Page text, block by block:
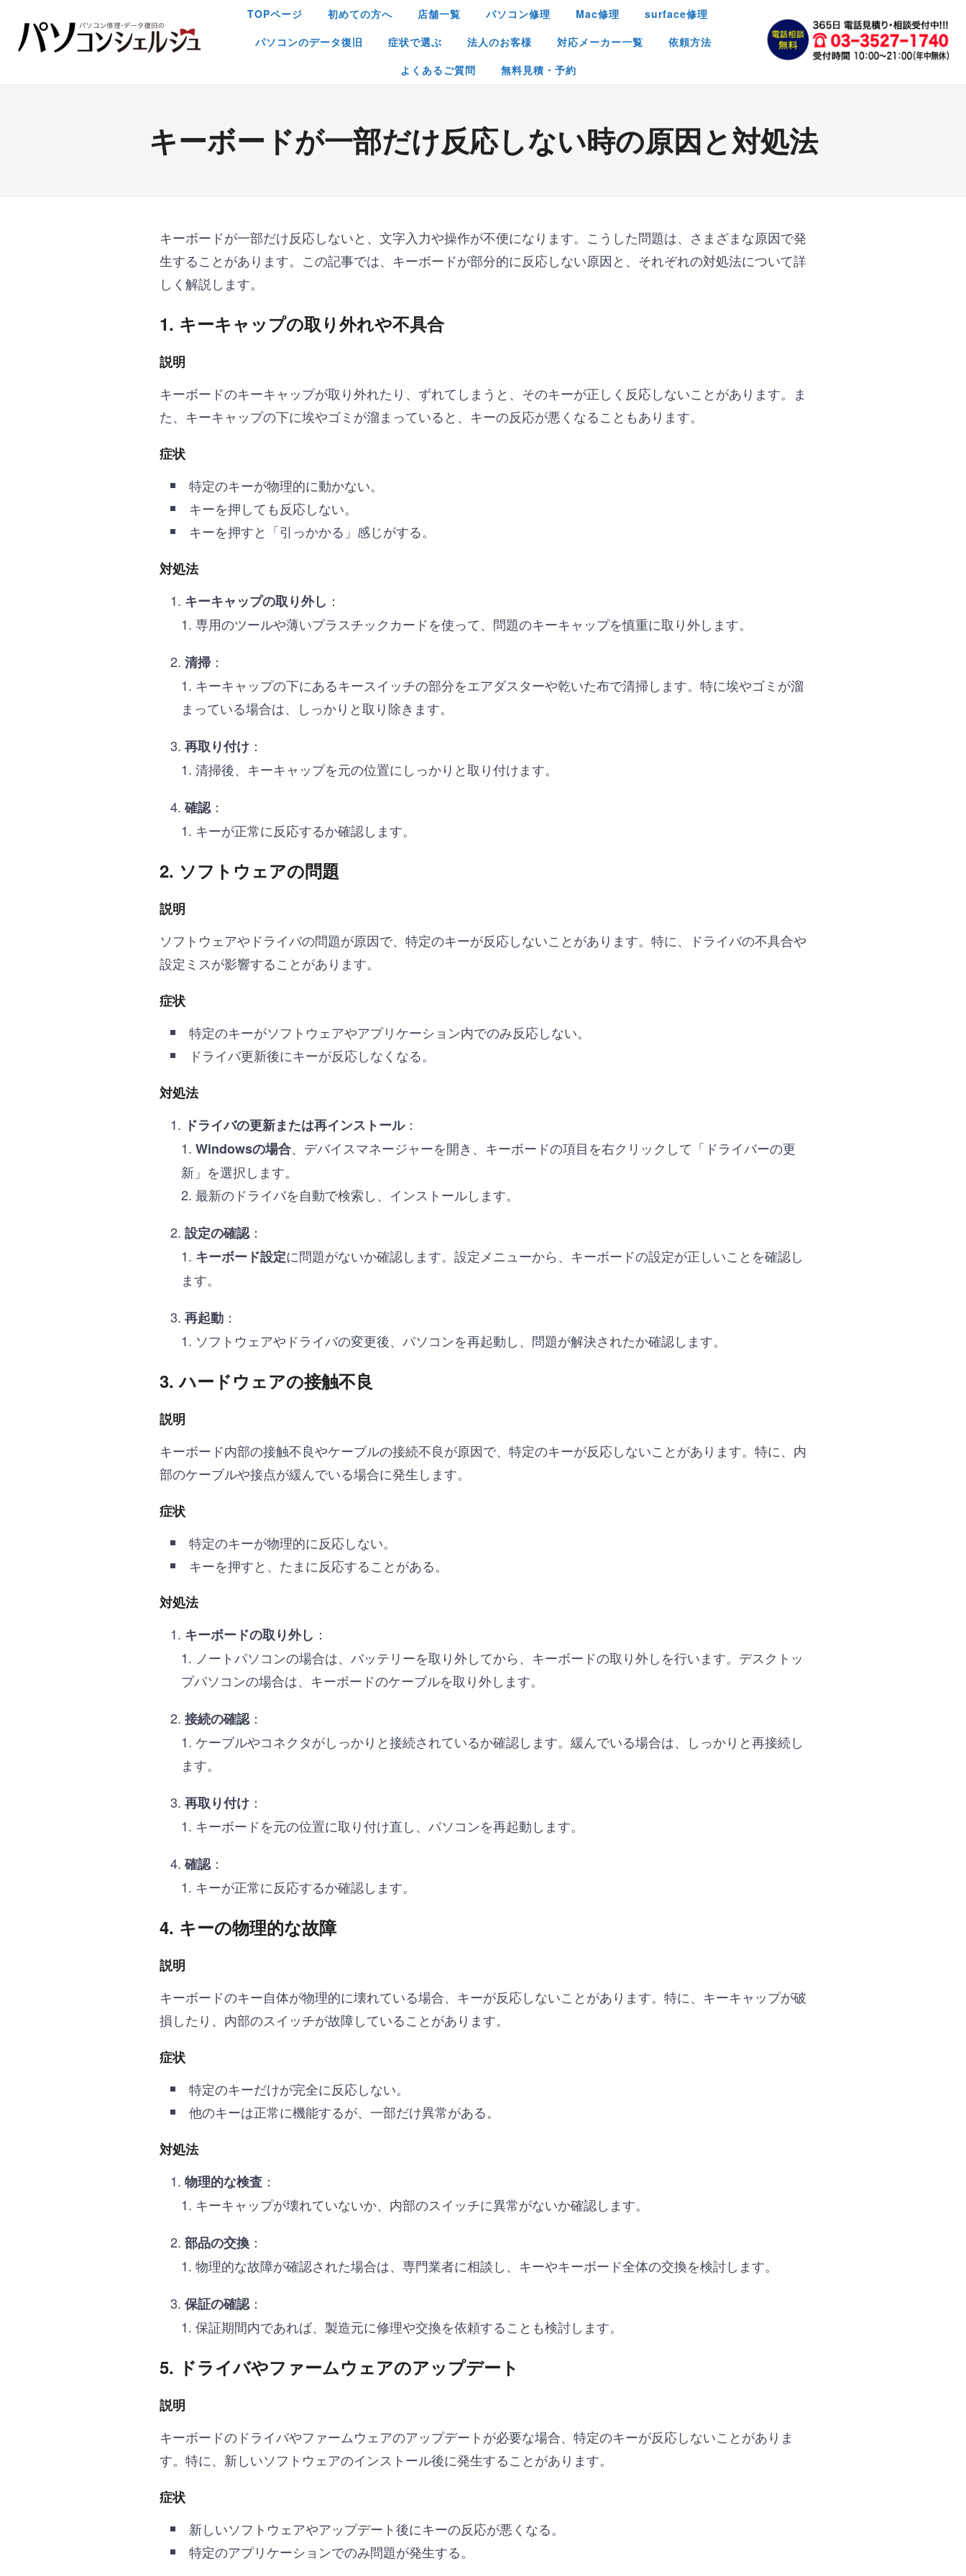
TOPページ 初めての方へ 店舗一覧 パソコン修理 Mac修理
surface修理
パソコンのデータ復旧
症状で選ぶ 法人のお客様 対応メーカー一覧
依頼方法
よくあるご質問
無料見積・予約
キーボードが一部だけ反応しない時の原因と対処法
キーボードが一部だけ反応しないと、文字入力や操作が不便になります。こうした問題は、さまざまな原因で発
生することがあります。この記事では、キーボードが部分的に反応しない原因と、それぞれの対処法について詳
しく解説します。
1. キーキャップの取り外れや不具合
説明
キーボードのキーキャップが取り外れたり、ずれてしまうと、そのキーが正しく反応しないことがあります。ま
た、キーキャップの下に埃やゴミが溜まっていると、キーの反応が悪くなることもあります。
症状
特定のキーが物理的に動かない。
キーを押しても反応しない。
キーを押すと「引っかかる」感じがする。
対処法
キーキャップの取り外し ：
専用のツールや薄いプラスチックカードを使って、問題のキーキャップを慎重に取り外します。
清掃 ：
キーキャップの下にあるキースイッチの部分をエアダスターや乾いた布で清掃します。特に埃やゴミが溜
まっている場合は、しっかりと取り除きます。
再取り付け ：
清掃後、キーキャップを元の位置にしっかりと取り付けます。
確認：
キーが正常に反応するか確認します。
2. ソフトウェアの問題
説明
ソフトウェアやドライバの問題が原因で、特定のキーが反応しないことがあります。特に、ドライバの不具合や
設定ミスが影響することがあります。
症状
特定のキーがソフトウェアやアプリケーション内でのみ反応しない。
ドライバ更新後にキーが反応しなくなる。
対処法
ドライバの更新または再インストール：
Windowsの場合、デバイスマネージャーを開き、キーボードの項目を右クリックして「ドライバーの更
新」を選択します。
最新のドライバを自動で検索し、インストールします。
設定の確認：
キーボード設定に問題がないか確認します。設定メニューから、キーボードの設定が正しいことを確認し
ます。
再起動 ：
ソフトウェアやドライバの変更後、パソコンを再起動し、問題が解決されたか確認します。
3.ハードウェアの接触不良
説明
キーボード内部の接触不良やケーブルの接続不良が原因で、特定のキーが反応しないことがあります。特に、内
部のケーブルや接点が緩んでいる場合に発生します。
症状
特定のキーが物理的に反応しない。
キーを押すと、たまに反応することがある。
対処法
キーボードの取り外し ：
ノートパソコンの場合は、バッテリーを取り外してから、キーボードの取り外しを行います。デスクトッ
プパソコンの場合は、キーボードのケーブルを取り外します。
接続の確認：
ケーブルやコネクタがしっかりと接続されているか確認します。緩んでいる場合は、しっかりと再接続し
ます。
再取り付け ：
キーボードを元の位置に取り付け直し、パソコンを再起動します。
確認：
キーが正常に反応するか確認します。
4. キーの物理的な故障
説明
キーボードのキー自体が物理的に壊れている場合、キーが反応しないことがあります。特に、キーキャップが破
損したり、内部のスイッチが故障していることがあります。
症状
特定のキーだけが完全に反応しない。
他のキーは正常に機能するが、一部だけ異常がある。
対処法
物理的な検査 ：
キーキャップが壊れていないか、内部のスイッチに異常がないか確認します。
部品の交換 ：
物理的な故障が確認された場合は、専門業者に相談し、キーやキーボード全体の交換を検討します。
保証の確認：
保証期間内であれば、製造元に修理や交換を依頼することも検討します。
5. ドライバやファームウェアのアップデート
説明
キーボードのドライバやファームウェアのアップデートが必要な場合、特定のキーが反応しないことがありま
す。特に、新しいソフトウェアのインストール後に発生することがあります。
症状
新しいソフトウェアやアップデート後にキーの反応が悪くなる。
特定のアプリケーションでのみ問題が発生する。